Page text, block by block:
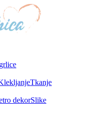
Tkanje
dekorSlike